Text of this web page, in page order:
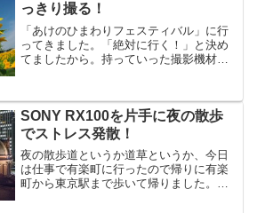
っきり撮る！
「あけのひまわりフェスティバル」に行
ってきました。「絶対に行く！」と決め
てましたから。持っていった撮影機材ど
た。普段のヒマワリの写真ならば、それ
ほど考えることはないのです...
SONY RX100を片手に夜の散歩
でストレス発散！
夜の散歩道というか道草というか、今日
は仕事で有楽町に行ったので帰りに有楽
町から東京駅まで歩いて帰りました。そ